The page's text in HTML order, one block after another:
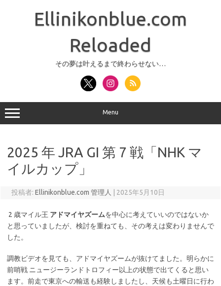
Ellinikonblue.com
Reloaded
その夢は叶えるまで終わらせない…
Menu
2025 年 JRA GI 第 7 戦「NHK マ
イルカップ」
投稿者: Ellinikonblue.com 管理人 2025年5月10日
2 歳マイル王 アドマイヤズームを中心に考えていいのではないか
と思っていましたが、検討を重ねても、その考えは変わりませんで
した。
調教ビデオを見ても、アドマイヤズームが抜けてました。明らかに
前哨戦 ニュージーランドトロフィー以上の状態で出てくると思い
ます。前走で東京への輸送も経験しましたし、天候も土曜日に行わ